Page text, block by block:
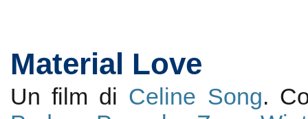
Material Love
Un film di Celine Song.